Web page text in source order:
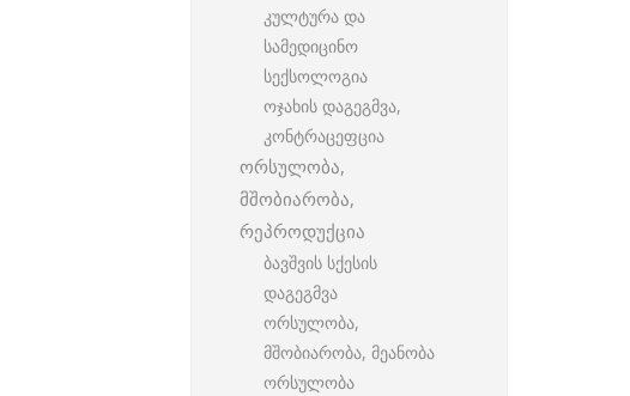
კულტურა და
სამედიცინო
სექსოლოგია
ოჯახის დაგეგმვა,
კონტრაცეფცია
ორსულობა,
მშობიარობა,
რეპროდუქცია
ბავშვის სქესის
დაგეგმვა
ორსულობა,
მშობიარობა, მეანობა
ორსულობა